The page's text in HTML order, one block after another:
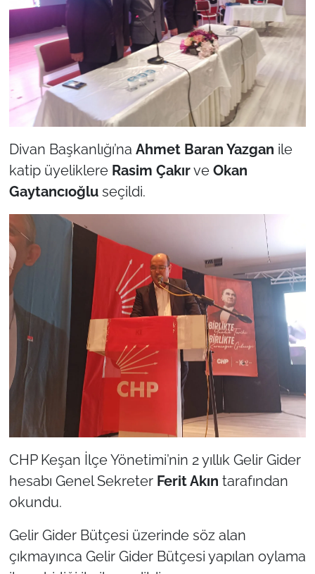
Divan Başkanlığı’na Ahmet Baran Yazgan ile
katip üyeliklere Rasim Çakırve Okan
Gaytancıoğluseçildi.
CHP Keşan İlçe Yönetimi’nin 2 yıllık Gelir Gider
hesabı Genel Sekreter Ferit Akın tarafından
okundu.
Gelir Gider Bütçesi üzerinde söz alan
çıkmayınca Gelir Gider Bütçesi yapılan oylama